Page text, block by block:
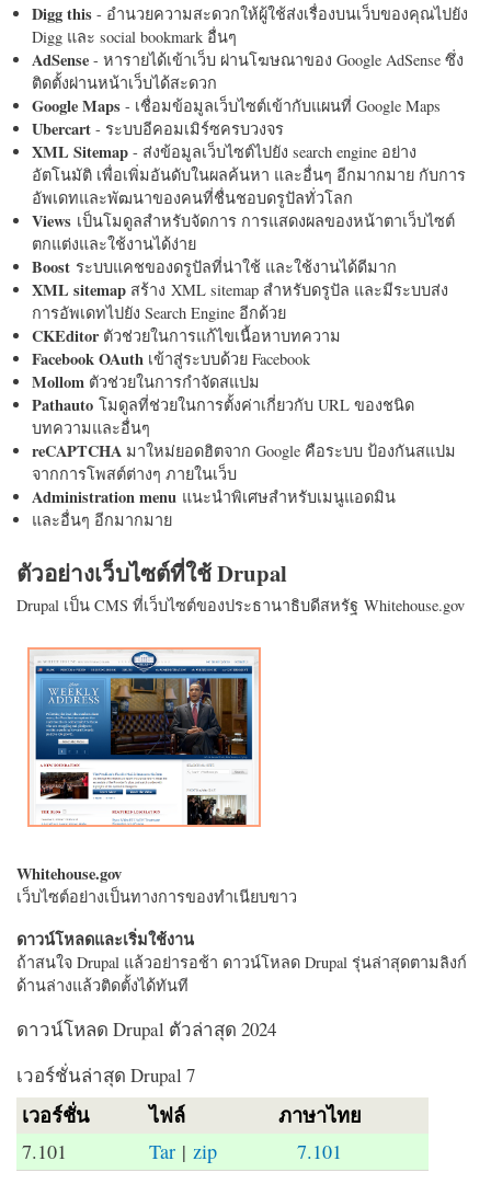
Digg this - อำนวยความสะดวกให้ผู้ใช้ส่งเรื่องบนเว็บของคุณไปยัง
Digg และ social bookmark อื่นๆ
AdSense - หารายได้เข้าเว็บ ผ่านโฆษณาของ Google AdSense ซึ่ง
ติดตั้งผ่านหน้าเว็บได้สะดวก
Google Maps - เชื่อมข้อมูลเว็บไซต์เข้ากับแผนที่ Google Maps
Ubercart - ระบบอีคอมเมิร์ซครบวงจร
XML Sitemap - ส่งข้อมูลเว็บไซต์ไปยัง search engine อย่าง
อัตโนมัติ เพื่อเพิ่มอันดับในผลค้นหา และอื่นๆ อีกมากมาย กับการ
อัพเดทและพัฒนาของคนที่ชื่นชอบดรูปัลทั่วโลก
Views เป็นโมดูลสำหรับจัดการ การแสดงผลของหน้าตาเว็บไซต์
ตกแต่งและใช้งานได้ง่าย
Boost ระบบแคชของดรูปัลที่น่าใช้ และใช้งานได้ดีมาก
XML sitemap สร้าง XML sitemap สำหรับดรูปัล และมีระบบส่ง
การอัพเดทไปยัง Search Engine อีกด้วย
CKEditorตัวช่วยในการแก้ไขเนื้อหาบทความ
Facebook OAuth เข้าสู่ระบบด้วย Facebook
Mollom ตัวช่วยในการกำจัดสแปม
Pathauto โมดูลที่ช่วยในการตั้งค่าเกี่ยวกับ URL ของชนิด
บทความและอื่นๆ
reCAPTCHA มาใหม่ยอดฮิตจาก Google คือระบบ ป้องกันสแปม
จากการโพสต์ต่างๆ ภายในเว็บ
Administration menu แนะนำพิเศษสำหรับเมนูแอดมิน
และอื่นๆ อีกมากมาย
ตัวอย่างเว็บไซต์ที่ใช้ Drupal
Drupal เป็น CMS ที่เว็บไซต์ของประธานาธิบดีสหรัฐ Whitehouse.gov
Whitehouse.gov
เว็บไซต์อย่างเป็นทางการของทำเนียบขาว
ดาวน์โหลดและเริ่มใช้งาน
ถ้าสนใจ Drupal แล้วอย่ารอช้า ดาวน์โหลด Drupal รุ่นล่าสุดตามลิงก์
ด้านล่างแล้วติดตั้งได้ทันที
ดาวน์โหลด Drupal ตัวล่าสุด 2024
เวอร์ชั่นล่าสุด Drupal 7
เวอร์ชั่น ไฟล์ ภาษาไทย
7.101 Tar |zip 7.101